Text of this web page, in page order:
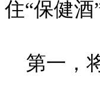
住“保健
第一，